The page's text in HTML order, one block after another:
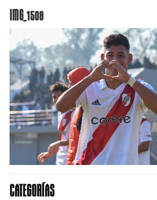
IMG_1509
CATEGORÍAS